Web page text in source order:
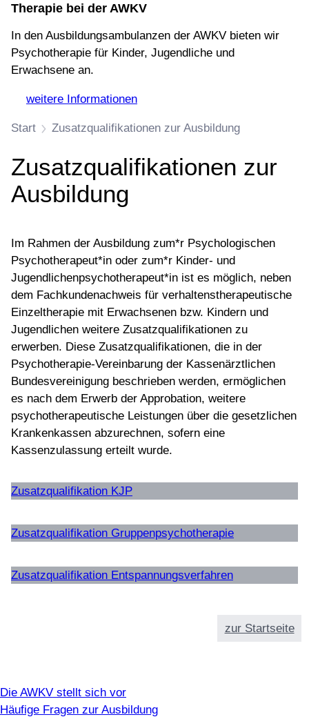
Therapie bei der AWKV
In den Ausbildungsambulanzen der AWKV bieten wir
Psychotherapie für Kinder, Jugendliche und
Erwachsene an.
weitere Informationen
Start Zusatzqualifikationen zur Ausbildung
Zusatzqualifikationen zur
Ausbildung
Im Rahmen der Ausbildung zum*r Psychologischen
Psychotherapeut*in oder zum*r Kinder- und
Jugendlichenpsychotherapeut*in ist es möglich, neben
dem Fachkundenachweis für verhaltenstherapeutische
Einzeltherapie mit Erwachsenen bzw. Kindern und
Jugendlichen weitere Zusatzqualifikationen zu
erwerben. Diese Zusatzqualifikationen, die in der
Psychotherapie-Vereinbarung der Kassenärztlichen
Bundesvereinigung beschrieben werden, ermöglichen
es nach dem Erwerb der Approbation, weitere
psychotherapeutische Leistungen über die gesetzlichen
Krankenkassen abzurechnen, sofern eine
Kassenzulassung erteilt wurde.
Zusatzqualifikation KJP
Zusatzqualifikation Gruppenpsychotherapie
Zusatzqualifikation Entspannungsverfahren
zur Startseite
Die AWKV stellt sich vor
Häufige Fragen zur Ausbildung